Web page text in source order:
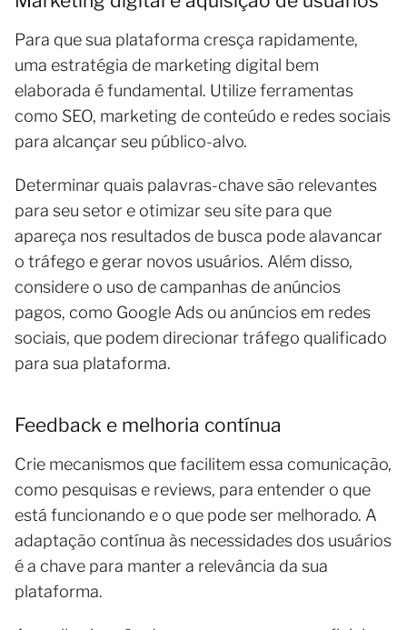
Para que sua plataforma cresça rapidamente,
uma estratégia de marketing digital bem
elaborada é fundamental. Utilize ferramentas
como SEO, marketing de conteúdo e redes sociais
para alcançar seu público-alvo.
Determinar quais palavras-chave são relevantes
para seu setor e otimizar seu site para que
apareça nos resultados de busca pode alavancar
o tráfego e gerar novos usuários. Além disso,
considere o uso de campanhas de anúncios
pagos, como Google Ads ou anúncios em redes
sociais, que podem direcionar tráfego qualificado
para sua plataforma.
Feedback e melhoria contínua
Crie mecanismos que facilitem essa comunicação,
como pesquisas e reviews, para entender o que
está funcionando e o que pode ser melhorado. A
adaptação contínua às necessidades dos usuários
é a chave para manter a relevância da sua
plataforma.